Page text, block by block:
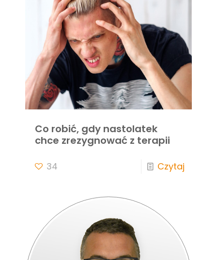
Co robić, gdy nastolatek
chce zrezygnować z terapii
34 Czytaj